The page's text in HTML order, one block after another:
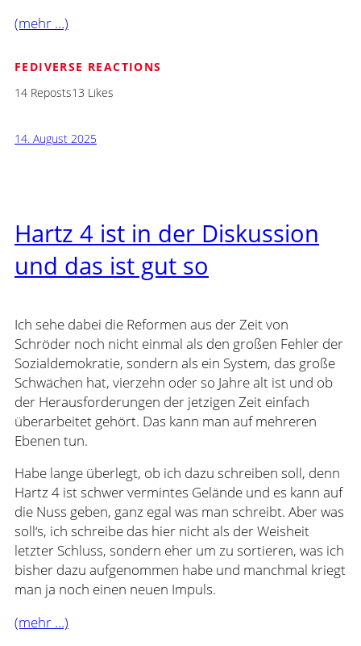
(mehr …)
FEDIVERSE REACTIONS
14 Reposts13 Likes
14. August 2025
Hartz 4 ist in der Diskussion
und das ist gut so
Ich sehe dabei die Reformen aus der Zeit von
Schröder noch nicht einmal als den großen Fehler der
Sozialdemokratie, sondern als ein System, das große
Schwächen hat, vierzehn oder so Jahre alt ist und ob
der Herausforderungen der jetzigen Zeit einfach
überarbeitet gehört. Das kann man auf mehreren
Ebenen tun.
Habe lange überlegt, ob ich dazu schreiben soll, denn
Hartz 4 ist schwer vermintes Gelände und es kann auf
die Nuss geben, ganz egal was man schreibt. Aber was
soll‘s, ich schreibe das hier nicht als der Weisheit
letzter Schluss, sondern eher um zu sortieren, was ich
bisher dazu aufgenommen habe und manchmal kriegt
man ja noch einen neuen Impuls.
(mehr …)